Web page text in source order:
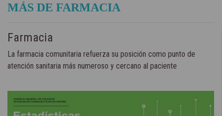
MÁS DE FARMACIA
Farmacia
La farmacia comunitaria refuerza su posición como punto de
atención sanitaria más numeroso y cercano al paciente